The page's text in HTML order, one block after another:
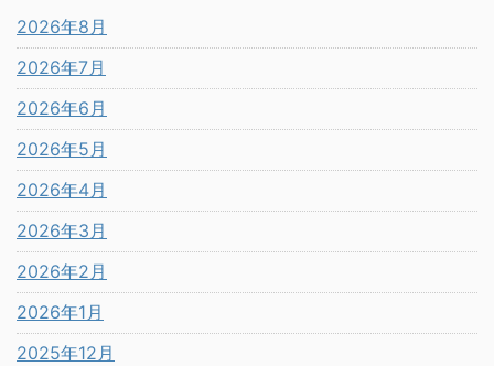
2026年8月
2026年7月
2026年6月
2026年5月
2026年4月
2026年3月
2026年2月
2026年1月
2025年12月